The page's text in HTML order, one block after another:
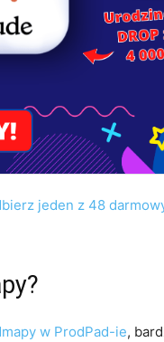
jeden z 48
w ProdPad-ie,